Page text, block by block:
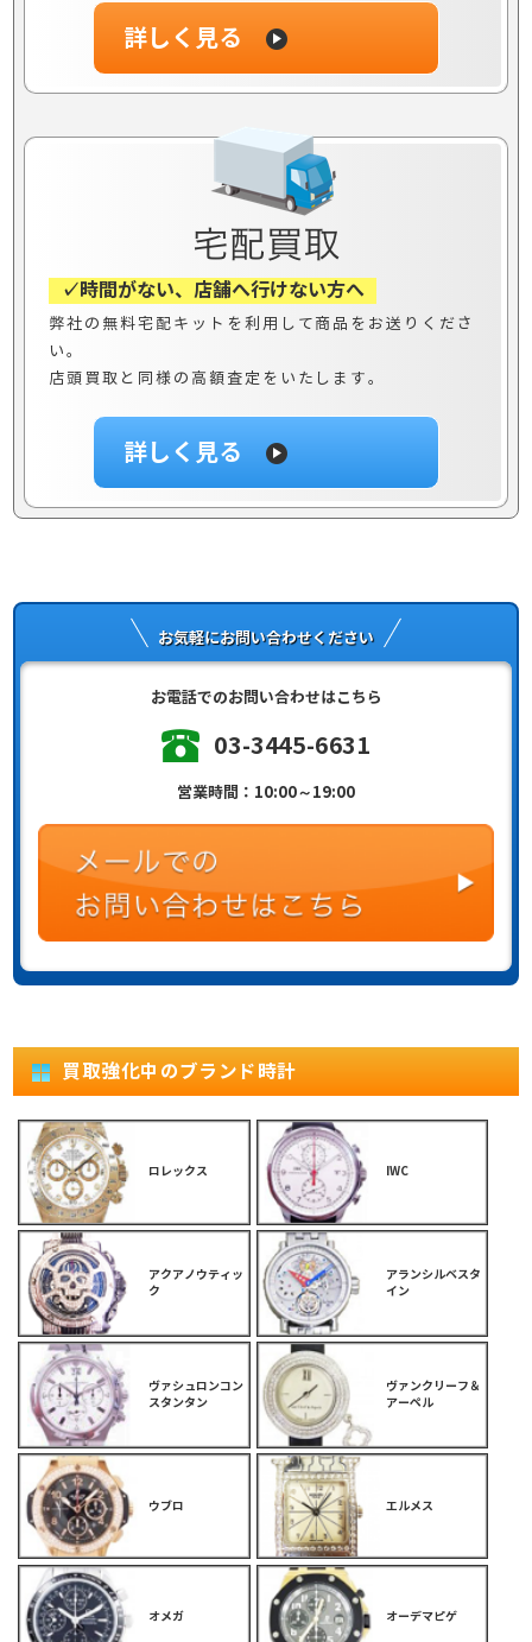
詳しく見る
✓時間がない、店舗へ行けない方へ
弊社の無料宅配キットを利用して商品をお送りくださ
い。
店頭買取と同様の高額査定をいたします。
詳しく見る
お気軽にお問い合わせください
お電話でのお問い合わせはこちら
03-3445-6631
営業時間：10:00～19:00
買取強化中のブランド時計
ロレックス IWC
アクアノウティッ
ク
アランシルベスタ
イン
ヴァシュロンコン
スタンタン
ヴァンクリーフ＆
アーペル
ウブロ エルメス
オメガ オーデマピゲ